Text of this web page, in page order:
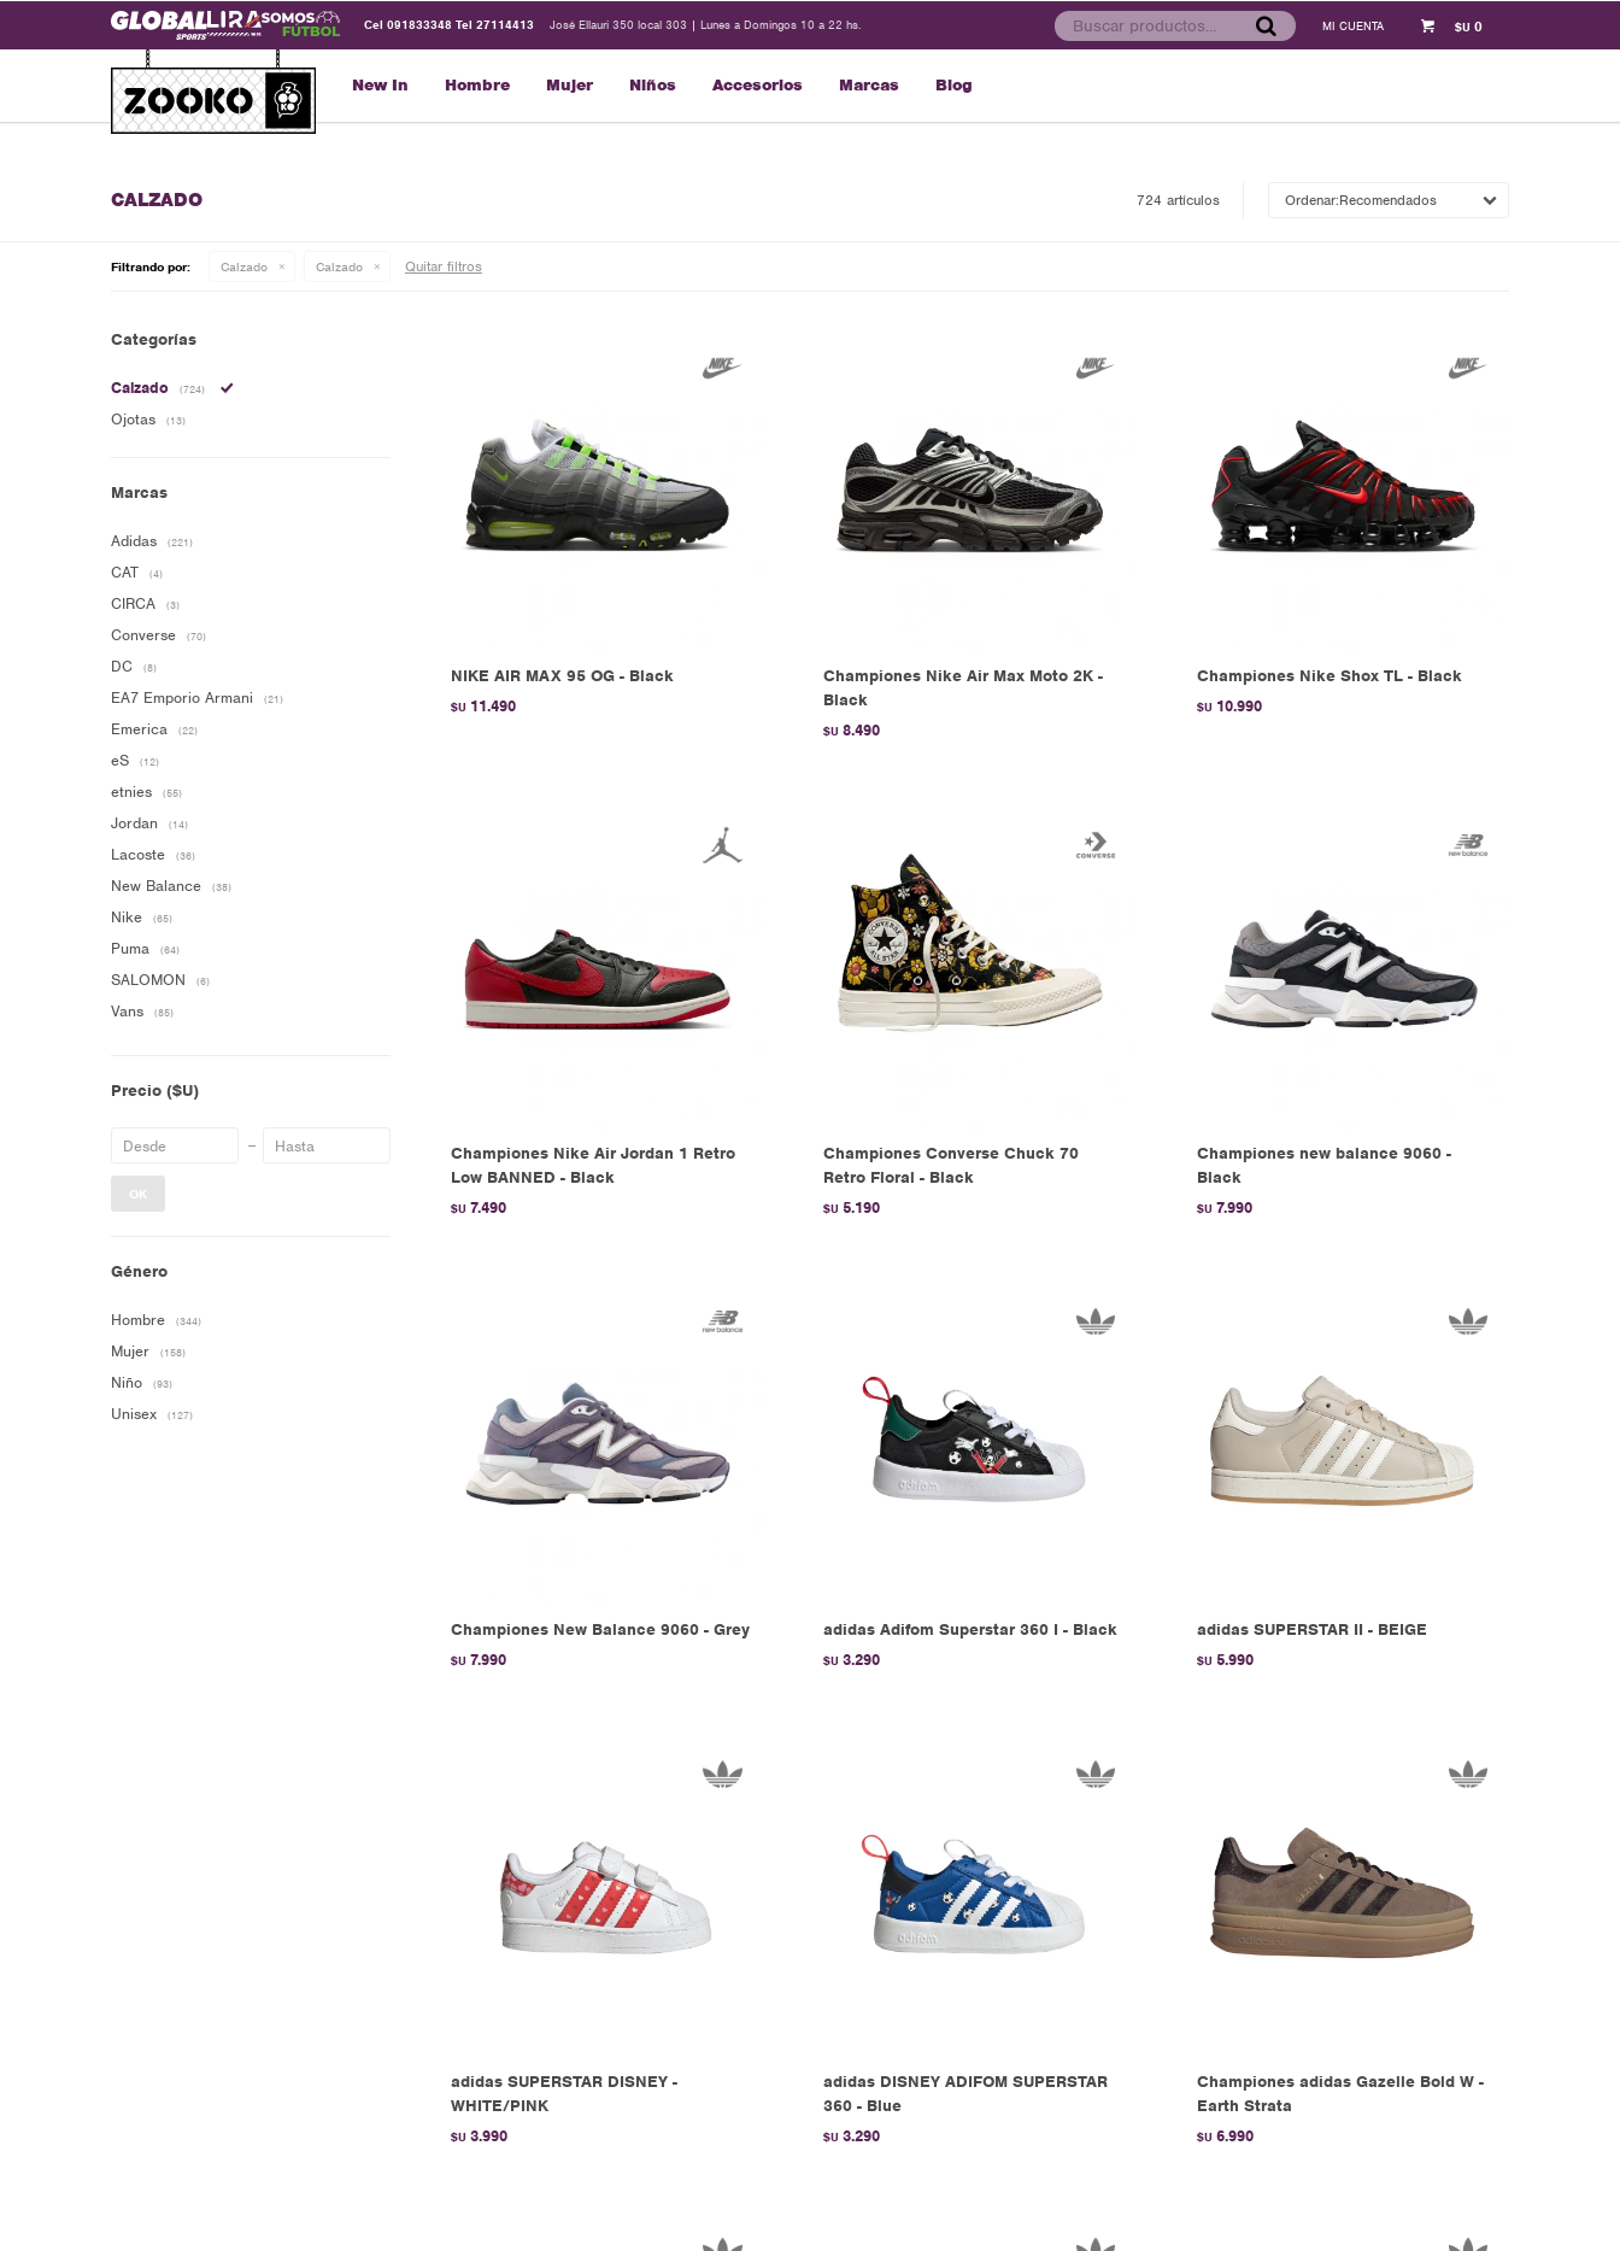
New In Hombre Mujer Niños Accesorios Marcas Blog
$U 0
Cel 091833348 Tel 27114413 José Ellauri 350 local 303 | Lunes a Domingos 10 a 22 hs.
CALZADO 724 artículos Recomendados
Filtrando por: Calzado Calzado Quitar filtros
NIKE AIR MAX 95 OG - Black
$U 11.490
Championes Nike Air Max Moto 2K -
Black
$U 8.490
Championes Nike Shox TL - Black
$U 10.990
Championes Nike Air Jordan 1 Retro
Low BANNED - Black
$U 7.490
Championes Converse Chuck 70
Retro Floral - Black
$U 5.190
Championes new balance 9060 -
Black
$U 7.990
Championes New Balance 9060 - Grey
$U 7.990
adidas Adifom Superstar 360 I - Black
$U 3.290
adidas SUPERSTAR II - BEIGE
$U 5.990
adidas SUPERSTAR DISNEY -
WHITE/PINK
$U 3.990
adidas DISNEY ADIFOM SUPERSTAR
360 - Blue
$U 3.290
Championes adidas Gazelle Bold W -
Earth Strata
$U 6.990
Categorías
Calzado (724)
Ojotas (13)
Marcas
Adidas (221)
CAT (4)
CIRCA (3)
Converse (70)
DC (8)
EA7 Emporio Armani (21)
Emerica (22)
eS (12)
etnies (55)
Jordan (14)
Lacoste (36)
New Balance (38)
Nike (65)
Puma (64)
SALOMON (6)
Vans (85)
Precio ($U)
OK
Género
Hombre (344)
Mujer (158)
Niño (93)
Unisex (127)